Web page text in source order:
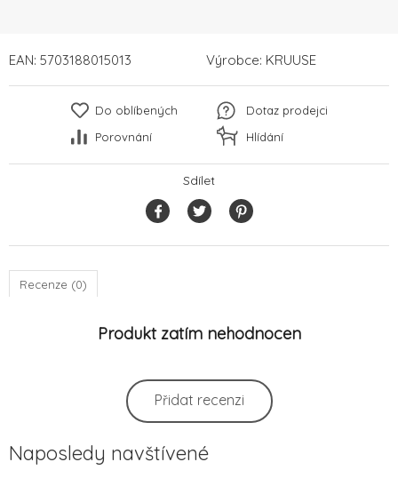
EAN: 5703188015013 Výrobce: KRUUSE
Do oblíbených
Porovnání
Dotaz prodejci
Hlídání
Sdílet
Recenze (0)
Produkt zatím nehodnocen
Přidat recenzi
Naposledy navštívené